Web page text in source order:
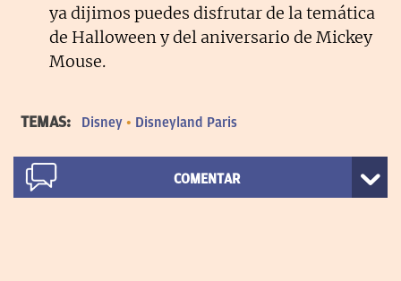
ya dijimos puedes disfrutar de la temática
de Halloween y del aniversario de Mickey
Mouse.
TEMAS: Disney Disneyland Paris
COMENTAR